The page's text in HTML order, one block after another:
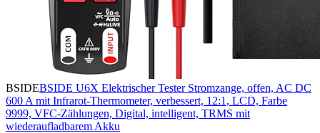
BSIDEBSIDE U6X Elektrischer Tester Stromzange, offen, AC DC
600 A mit Infrarot-Thermometer, verbessert, 12:1, LCD, Farbe
9999, VFC-Zählungen, Digital, intelligent, TRMS mit
wiederaufladbarem Akku